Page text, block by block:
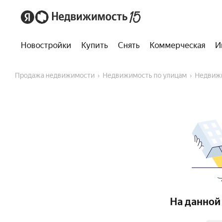
Новостройки Купить Снять Коммерческая
Продажа недвижимости Недвижимость по улицам
На